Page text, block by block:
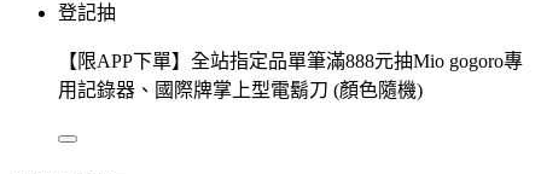
登記抽
【限APP下單】全站指定品單筆滿888元抽Mio gogoro專
用記錄器、國際牌掌上型電鬍刀 (顏色隨機)